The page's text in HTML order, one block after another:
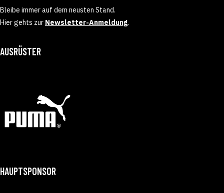
Bleibe immer auf dem neusten Stand.
Hier gehts zur Newsletter-Anmeldung.
AUSRÜSTER
HAUPTSPONSOR